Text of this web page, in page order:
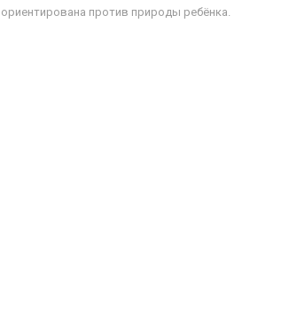
ориентирована против природы ребёнка.